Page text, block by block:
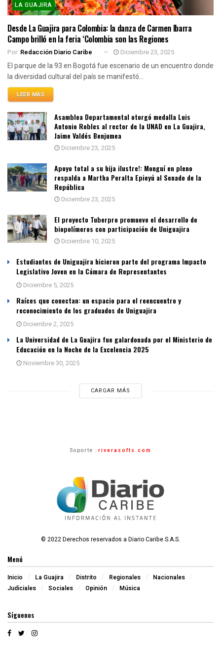
LA GUAJIRA
Desde La Guajira para Colombia: la danza de Carmen Ibarra
Campo brilló en la feria ‘Colombia son las Regiones
Por: Redacción Diario Caribe Diciembre 23, 2025
El parque de la 93 en Bogotá fue escenario de un encuentro donde
la diversidad cultural del país se manifestó...
LEER MÁS
Asamblea Departamental otorgó medalla Luis
Antonio Robles al rector de la UNAD en La Guajira,
Jaime Valdés Benjumea
Diciembre 23, 2025
Apoyo total a su hija ilustre!: Monguí en pleno
respalda a Martha Peralta Epieyú al Senado de la
República
Diciembre 23, 2025
El proyecto Tuberpro promueve el desarrollo de
biopolímeros con participación de Uniguajira
Diciembre 10, 2025
Estudiantes de Uniguajira hicieron parte del programa Impacto
Legislativo Joven en la Cámara de Representantes
Diciembre 5, 2025
Raíces que conectan: un espacio para el reencuentro y
reconocimiento de los graduados de Uniguajira
Diciembre 2, 2025
La Universidad de La Guajira fue galardonada por el Ministerio de
Educación en la Noche de la Excelencia 2025
Noviembre 30, 2025
CARGAR MÁS
Soporte : riverasofts.com
© 2022 Derechos reservados a Diario Caribe S.A.S.
Menú
Inicio La Guajira Distrito Regionales
Nacionales
Judiciales
Sociales Opinión Música
Síguenos